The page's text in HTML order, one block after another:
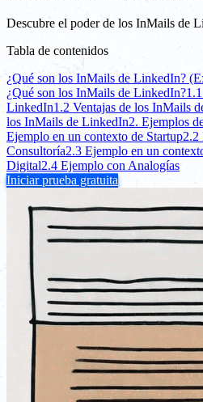
Descubre el poder de los InMails de
Tabla de contenidos
¿Qué son los InMails de LinkedIn?
¿Qué son los InMails de LinkedIn?
LinkedIn1.2 Ventajas de los InMails
los InMails de LinkedIn2. Ejemplos
Ejemplo en un contexto de Startup2.2
Consultoría2.3 Ejemplo en un
Digital2.4 Ejemplo con Analogías
Iniciar prueba gratuita